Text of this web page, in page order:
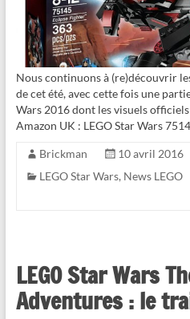
Nous continuons à (re)découvrir
de cet été, avec cette fois une
Wars 2016 dont les visuels
Amazon UK : LEGO Star Wars
Brickman
10 avril 2016
LEGO Star Wars, News LEGO
LEGO Star Wars
Adventures : le